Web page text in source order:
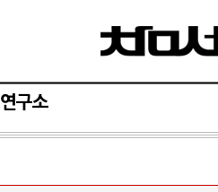
연구소